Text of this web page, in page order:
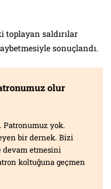
toplayan saldırılar
sonuçlandı.
olur
yok.
bir dernek. Bizi
devam etmesini
koltuğuna geçmen